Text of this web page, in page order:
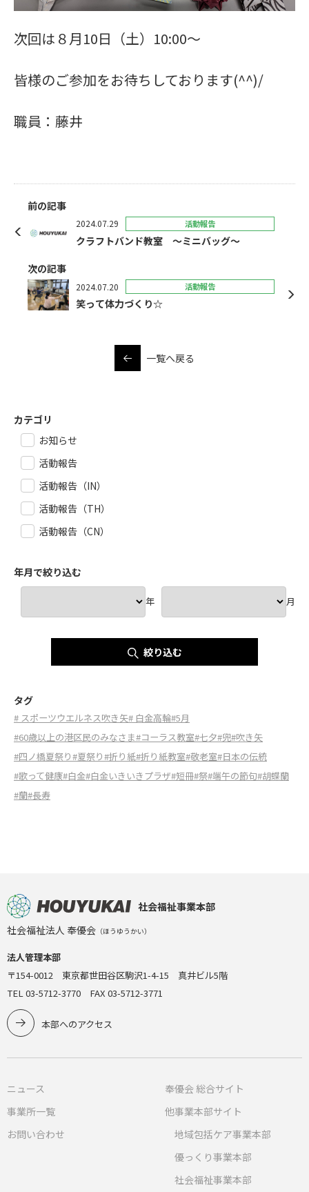
次回は８月10日（土）10:00～
皆様のご参加をお待ちしております(^^)/
職員：藤井
前の記事
2024.07.29 活動報告
クラフトバンド教室 ～ミニバッグ～
次の記事
2024.07.20 活動報告
笑って体力づくり☆
一覧へ戻る
カテゴリ
お知らせ
活動報告
活動報告（IN）
活動報告（TH）
活動報告（CN）
年月で絞り込む
年 月
絞り込む
タグ
# スポーツウエルネス吹き矢# 白金高輪#5月
#60歳以上の港区民のみなさま#コーラス教室#七夕#兜#吹き矢
#四ノ橋夏祭り#夏祭り#折り紙#折り紙教室#敬老室#日本の伝統
#歌って健康#白金#白金いきいきプラザ#短冊#祭#端午の節句#胡蝶蘭
#蘭#長寿
社会福祉事業本部
社会福祉法人 奉優会 （ほうゆうかい）
法人管理本部
〒154-0012 東京都世田谷区駒沢1-4-15 真井ビル5階
TEL 03-5712-3770 FAX 03-5712-3771
本部へのアクセス
ニュース
事業所一覧
お問い合わせ
奉優会 総合サイト
他事業本部サイト
地域包括ケア事業本部
優っくり事業本部
社会福祉事業本部